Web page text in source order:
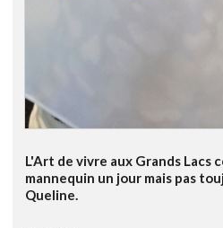
L'Art de vivre aux Grands Lacs
mannequin un jour mais pas
Queline.